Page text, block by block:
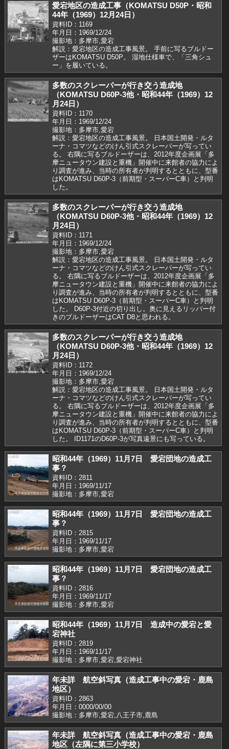
愛宕地区の造成工事（KOMATSU D50P・昭和
44年（1969）12月24日）
資料ID：1169
年月日：1969/12/24
撮影地：多摩市,愛宕
解説：愛宕地区の造成工事風景。 手前に写るブルドー
ザーはKOMATSU D50P。 湿地仕様車で、「三角シュ
ー」を履いている。
多数のスクレーパーが行き交う造成地
（KOMATSU D60P-3他・昭和44年（1969）12
月24日）
資料ID：1170
年月日：1969/12/24
撮影地：多摩市,愛宕
解説：愛宕地区の造成工事風景。 日本国土開発・ルタ
ーナ・コマツなどのけん引式スクレーパーが写ってい
る。 右隅に写るブルドーザーは、2012年度企画展「多
摩ニュータウン建設と重機」開催中に来館者の協力によ
り調査が進み、当時の所有者が判明するとともに、型番
はKOMATSU D60P-3（前期型・スーパーC車）と判明
した。
多数のスクレーパーが行き交う造成地
（KOMATSU D60P-3他・昭和44年（1969）12
月24日）
資料ID：1171
年月日：1969/12/24
撮影地：多摩市,愛宕
解説：愛宕地区の造成工事風景。 日本国土開発・ルタ
ーナ・コマツなどのけん引式スクレーパーが写ってい
る。 右隅に写るブルドーザーは、2012年度企画展「多
摩ニュータウン建設と重機」開催中に来館者の協力によ
り調査が進み、当時の所有者が判明するとともに、型番
はKOMATSU D60P-3（前期型・スーパーC車）と判明
した。 D60P-3付近の切り出し。奥に見えるリッパー付
きのブルドーザーはCAT D8と思われる。
多数のスクレーパーが行き交う造成地
（KOMATSU D60P-3他・昭和44年（1969）12
月24日）
資料ID：1172
年月日：1969/12/24
撮影地：多摩市,愛宕
解説：愛宕地区の造成工事風景。 日本国土開発・ルタ
ーナ・コマツなどのけん引式スクレーパーが写ってい
る。 右隅に写るブルドーザーは、2012年度企画展「多
摩ニュータウン建設と重機」開催中に来館者の協力によ
り調査が進み、当時の所有者が判明するとともに、型番
はKOMATSU D60P-3（前期型・スーパーC車）と判明
した。 ID1171のD60P-3が写真遠景にも写っている。
昭和44年（1969）11月7日 愛宕団地の造成工
事？
資料ID：2811
年月日：1969/11/17
撮影地：多摩市,愛宕
昭和44年（1969）11月7日 愛宕団地の造成工
事？
資料ID：2815
年月日：1969/11/17
撮影地：多摩市,愛宕
昭和44年（1969）11月7日 愛宕団地の造成工
事？
資料ID：2816
年月日：1969/11/17
撮影地：多摩市,愛宕
昭和44年（1969）11月7日 造成中の愛宕と愛
宕神社
資料ID：2819
年月日：1969/11/17
撮影地：多摩市,愛宕,愛宕神社
年未詳 航空斜写真（造成工事中の愛宕・鹿島
地区）
資料ID：2863
年月日：0000/00/00
撮影地：多摩市,愛宕,八王子市,鹿島
年未詳 航空斜写真（造成工事中の愛宕・鹿島
地区（左隅に第三小学校）